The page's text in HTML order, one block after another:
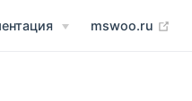
mswoo.ru